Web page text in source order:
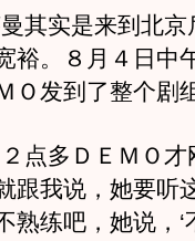
实是来到北京
裕。８月４日中
Ｏ发到了整个剧
多ＤＥＭＯ才
跟我说，她要听
熟练吧，她说，‘